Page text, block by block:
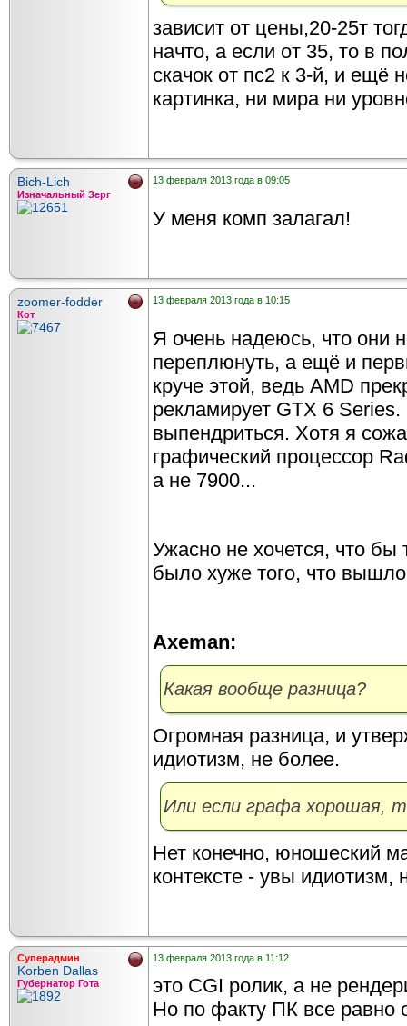
зависит от цены,20-25т
начто, а если от 35, то в
скачок от пс2 к 3-й, и ещё
картинка, ни мира ни
Bich-Lich
Изначальный Зерг
13 февраля 2013 года в 09:05
У меня комп залагал!
zoomer-fodder
Кот
13 февраля 2013 года в 10:15
Я очень надеюсь, что они
переплюнуть, а ещё и
круче этой, ведь AMD
рекламирует GTX 6
выпендриться. Хотя я
графический процессор
а не 7900...
Ужасно не хочется, что бы
было хуже того, что
Axeman:
Какая вообще разница?
Огромная разница, и
идиотизм, не более.
Или если графа хорошая,
Нет конечно, юношеский
контексте - увы идиотизм,
Суперадмин
Korben Dallas
Губернатор Гота
13 февраля 2013 года в 11:12
это CGI ролик, а не
Но по факту ПК все равно